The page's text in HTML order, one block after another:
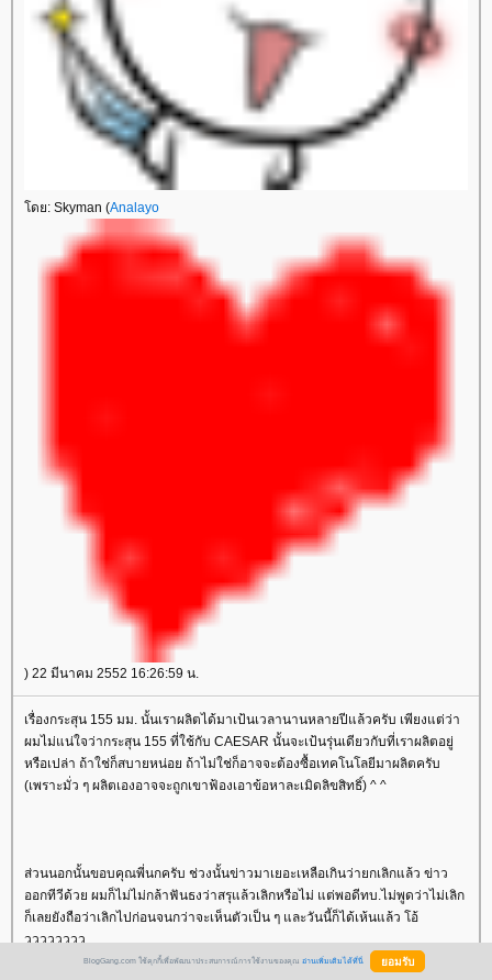
ดย: Skyman (Analayo
) 22 มีนาคม 2552 16:26:59 น.
เรื่องกระสุน 155 มม. นั้นเราผลิตได้มาเป้นเวลานานหลายปีแล้วครับ เพียงแต่ว่า
ผมไม่แน่ใจว่ากระสุน 155 ที่ใช้กับ CAESAR นั้นจะเป้นรุ่นเดียวกับที่เราผลิตอยู่
หรือเปล่า ถ้าใช่ก็สบายหน่อย ถ้าไม่ใช่ก็อาจจะต้องซื้อเทคโนโลยีมาผลิตครับ
(เพราะมั่ว ๆ ผลิตเองอาจจะถูกเขาฟ้องเอาข้อหาละเมิดลิขสิทธิ์) ^ ^
ส่วนนอกนั้นขอบคุณพี่นกครับ ช่วงนั้นข่าวมาเยอะเหลือเกินว่ายกเลิกแล้ว ข่าว
ออกทีวีด้วย ผมก็ไม่ไม่กล้าฟันธงว่าสรุแล้วเลิกหรือไม่ แต่พอดีทบ.ไม่พูดว่าไม่เลิก
ก็เลยยังถือว่าเลิกไปก่อนจนกว่าจะเห็นตัวเป็น ๆ และวันนี้ก็ได้เห้นแล้ว โอ้
วววววววว
BlogGang.com ใช้คุกกี้เพื่อพัฒนาประสบการณ์การใช้งานของคุณ อ่านเพิ่มเติมได้ที่นี่